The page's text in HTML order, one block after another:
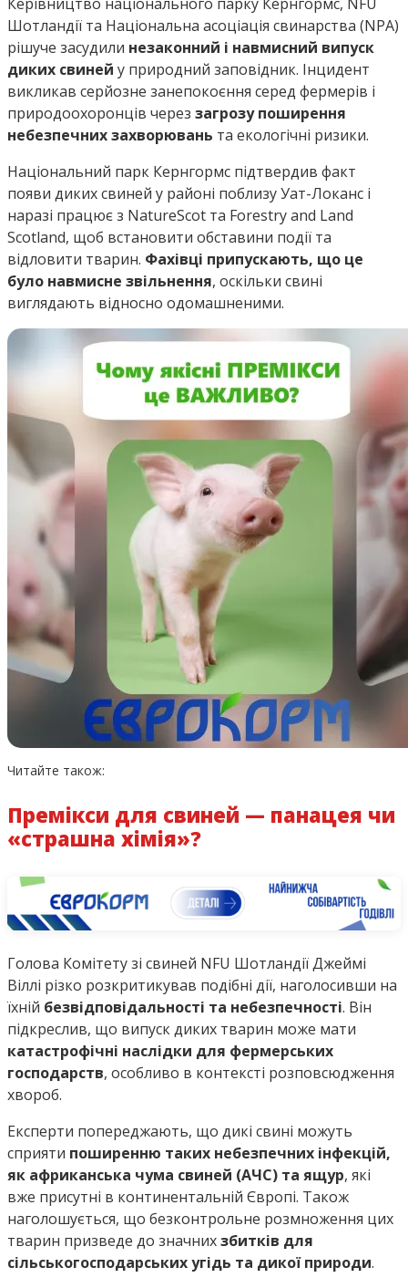
Керівництво національного парку Кернгормс, NFU
Шотландії та Національна асоціація свинарства (NPA)
рішуче засудили незаконний і навмисний випуск
диких свиней у природний заповідник. Інцидент
викликав серйозне занепокоєння серед фермерів і
природоохоронців через загрозу поширення
небезпечних захворювань та екологічні ризики.
Національний парк Кернгормс підтвердив факт
появи диких свиней у районі поблизу Уат-Локанс і
наразі працює з NatureScot та Forestry and Land
Scotland, щоб встановити обставини події та
відловити тварин. Фахівці припускають, що це
було навмисне звільнення, оскільки свині
виглядають відносно одомашненими.
Читайте також:
Премікси для свиней — панацея чи
«страшна хімія»?
Голова Комітету зі свиней NFU Шотландії Джеймі
Віллі різко розкритикував подібні дії, наголосивши на
їхній безвідповідальності та небезпечності. Він
підкреслив, що випуск диких тварин може мати
катастрофічні наслідки для фермерських
господарств, особливо в контексті розповсюдження
хвороб.
Експерти попереджають, що дикі свині можуть
сприяти поширенню таких небезпечних інфекцій,
як африканська чума свиней (АЧС) та ящур, які
вже присутні в континентальній Європі. Також
наголошується, що безконтрольне розмноження цих
тварин призведе до значнихзбитків для
сільськогосподарських угідь та дикої природи.